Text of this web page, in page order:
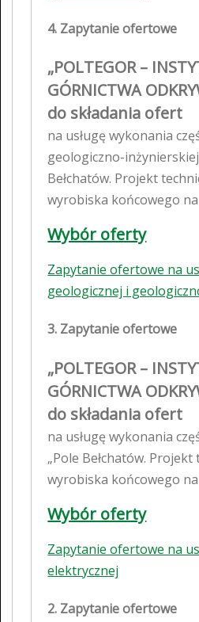
4. Zapytanie ofertowe
„POLTEGOR –
GÓRNICTWA
do składania ofert
na usługę wykonania
geologiczno-
Bełchatów. Projekt
wyrobiska końcowego
Wybór oferty
Zapytanie ofertowe na
geologicznej i
3. Zapytanie ofertowe
„POLTEGOR –
GÓRNICTWA
do składania ofert
na usługę wykonania
„Pole Bełchatów.
wyrobiska końcowego
Wybór oferty
Zapytanie ofertowe na
elektrycznej
2. Zapytanie ofertowe